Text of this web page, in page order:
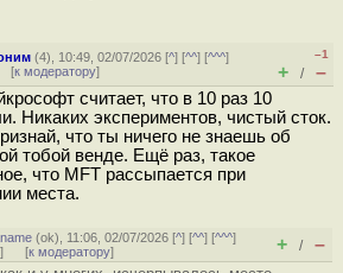
(4), 10:49, 02/07/2026 [^] [^^] [^^^]
[к модератору]
–1
+ / –
считает, что в 10 раз 10
Никаких экспериментов, чистый сток.
что ты ничего не знаешь об
тобой венде. Ещё раз, такое
что MFT рассыпается при
места.
(ok), 11:06, 02/07/2026 [^] [^^] [^^^]
] [к модератору] + / –